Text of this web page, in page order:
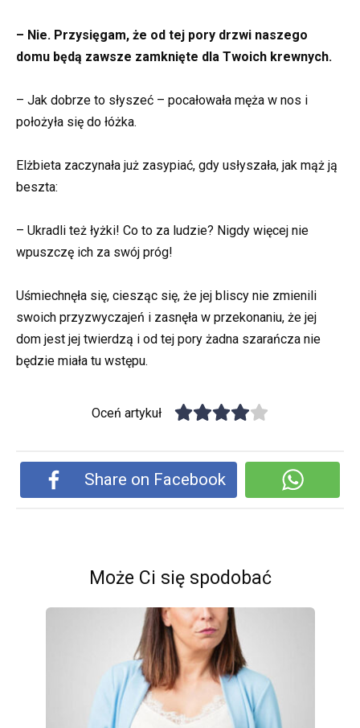
– Nie. Przysięgam, że od tej pory drzwi naszego
domu będą zawsze zamknięte dla Twoich krewnych.
– Jak dobrze to słyszeć – pocałowała męża w nos i
położyła się do łóżka.
Elżbieta zaczynała już zasypiać, gdy usłyszała, jak mąż ją
beszta:
– Ukradli też łyżki! Co to za ludzie? Nigdy więcej nie
wpuszczę ich za swój próg!
Uśmiechnęła się, ciesząc się, że jej bliscy nie zmienili
swoich przyzwyczajeń i zasnęła w przekonaniu, że jej
dom jest jej twierdzą i od tej pory żadna szarańcza nie
będzie miała tu wstępu.
Oceń artykuł
Share on Facebook
Może Ci się spodobać